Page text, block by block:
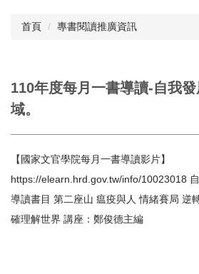
首頁 專書閱讀推廣資訊
110年度每月一書導讀-自我
域。
【國家文官學院每月一書導讀影片】
https://elearn.hrd.gov.tw/info/10023018
導讀書目 第二座山 瘟疫與人 情緒賽局 逆
確理解世界 講座：鄭俊德主編